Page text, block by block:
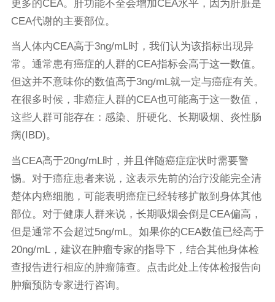
更多的CEA。肝功能不全会增加CEA水平，因为肝脏是
CEA代谢的主要部位。
当人体内CEA高于3ng/mL时，我们认为该指标出现异
常。通常患有癌症的人群的CEA指标会高于这一数值。
但这并不意味你的数值高于3ng/mL就一定与癌症有关。
在很多时候，非癌症人群的CEA也可能高于这一数值，
这些人群可能存在：感染、肝硬化、长期吸烟、炎性肠
病(IBD)。
当CEA高于20ng/mL时，并且伴随癌症症状时需要警
惕。对于癌症患者来说，这表示先前的治疗没能完全清
楚体内癌细胞，可能表明癌症已经转移扩散到身体其他
部位。对于健康人群来说，长期吸烟会倒是CEA偏高，
但是通常不会超过5ng/mL。如果你的CEA数值已经高于
20ng/mL，建议在肿瘤专家的指导下，结合其他身体检
查报告进行相应的肿瘤筛查。
点击此处上传体检报告向
肿瘤预防专家进行咨询。